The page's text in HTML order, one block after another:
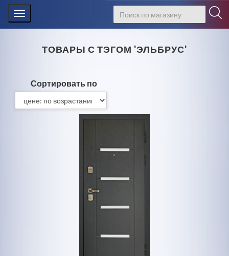
Toggle
navigation
ТОВАРЫ С ТЭГОМ 'ЭЛЬБРУС'
Сортировать по